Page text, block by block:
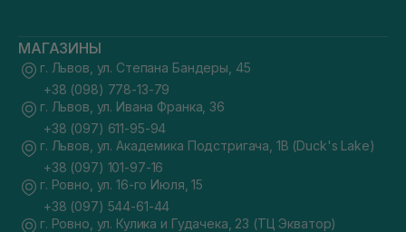
МАГАЗИНЫ
г. Львов, ул. Степана Бандеры, 45
+38 (098) 778-13-79
г. Львов, ул. Ивана Франка, 36
+38 (097) 611-95-94
г. Львов, ул. Академика Подстригача, 1В (Duck's Lake)
+38 (097) 101-97-16
г. Ровно, ул. 16-го Июля, 15
+38 (097) 544-61-44
г. Ровно, ул. Кулика и Гудачека, 23 (ТЦ Экватор)